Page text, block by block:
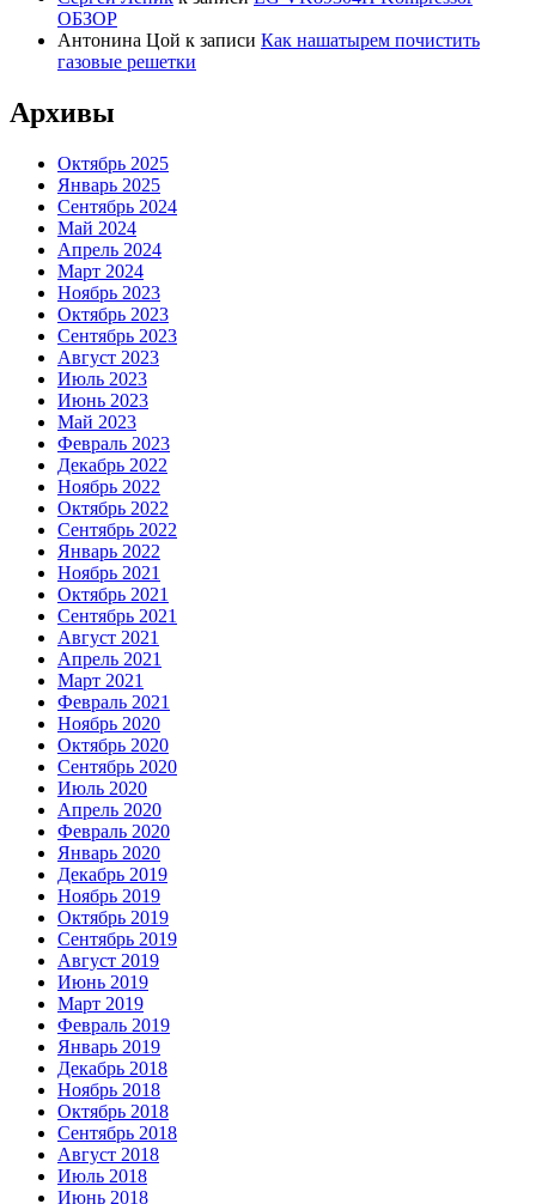
ОБЗОР
Антонина Цой к записи Как нашатырем почистить
газовые решетки
Архивы
Октябрь 2025
Январь 2025
Сентябрь 2024
Май 2024
Апрель 2024
Март 2024
Ноябрь 2023
Октябрь 2023
Сентябрь 2023
Август 2023
Июль 2023
Июнь 2023
Май 2023
Февраль 2023
Декабрь 2022
Ноябрь 2022
Октябрь 2022
Сентябрь 2022
Январь 2022
Ноябрь 2021
Октябрь 2021
Сентябрь 2021
Август 2021
Апрель 2021
Март 2021
Февраль 2021
Ноябрь 2020
Октябрь 2020
Сентябрь 2020
Июль 2020
Апрель 2020
Февраль 2020
Январь 2020
Декабрь 2019
Ноябрь 2019
Октябрь 2019
Сентябрь 2019
Август 2019
Июнь 2019
Март 2019
Февраль 2019
Январь 2019
Декабрь 2018
Ноябрь 2018
Октябрь 2018
Сентябрь 2018
Август 2018
Июль 2018
Июнь 2018